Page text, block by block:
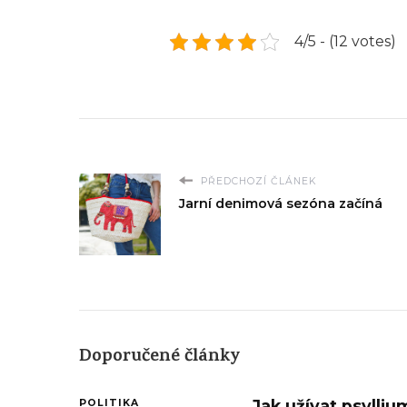
4/5 - (12 votes)
PŘEDCHOZÍ ČLÁNEK
Jarní denimová sezóna začíná
Doporučené články
POLITIKA